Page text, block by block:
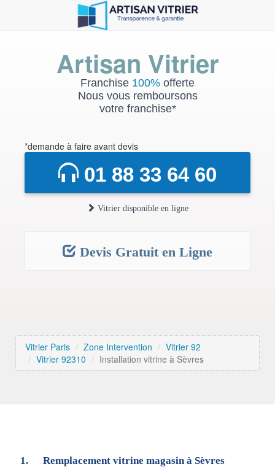
Artisan Vitrier
Franchise 100% offerte
Nous vous remboursons
votre franchise*
*demande à faire avant devis
01 88 33 64 60
Vitrier disponible en ligne
Devis Gratuit en Ligne
Vitrier Paris Zone Intervention
Vitrier 92
Vitrier 92310
Installation vitrine à Sèvres
Remplacement vitrine magasin à Sèvres